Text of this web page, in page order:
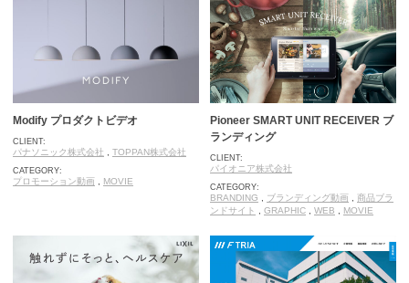
Modify プロダクトビデオ
CLIENT:
パナソニック株式会社 , TOPPAN株式会社
CATEGORY:
プロモーション動画 , MOVIE
Pioneer SMART UNIT RECEIVER ブ
ランディング
CLIENT:
パイオニア株式会社
CATEGORY:
BRANDING , ブランディング動画 , 商品ブラ
ンドサイト , GRAPHIC , WEB , MOVIE